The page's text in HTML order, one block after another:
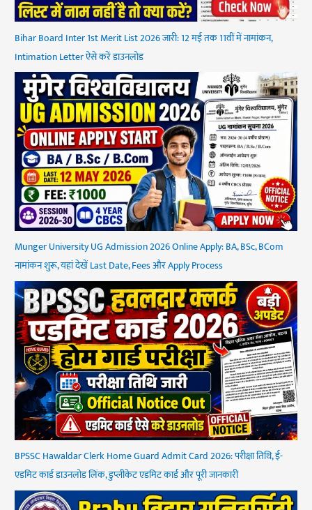
Bihar Board Inter 1st Merit List 2026 जारी: 12 मई तक 11वीं में नामांकन,
Intimation Letter ऐसे करें डाउनलोड
Munger University UG Admission 2026 Online Apply: BA, BSc, BCom
नामांकन शुरू, यहां देखें Last Date, Fees और Apply Process
BPSSC Hawaldar Clerk Home Guard Admit Card 2026: परीक्षा तिथि, ई-
एडमिट कार्ड डाउनलोड लिंक, डुप्लीकेट एडमिट कार्ड और पूरी जानकारी